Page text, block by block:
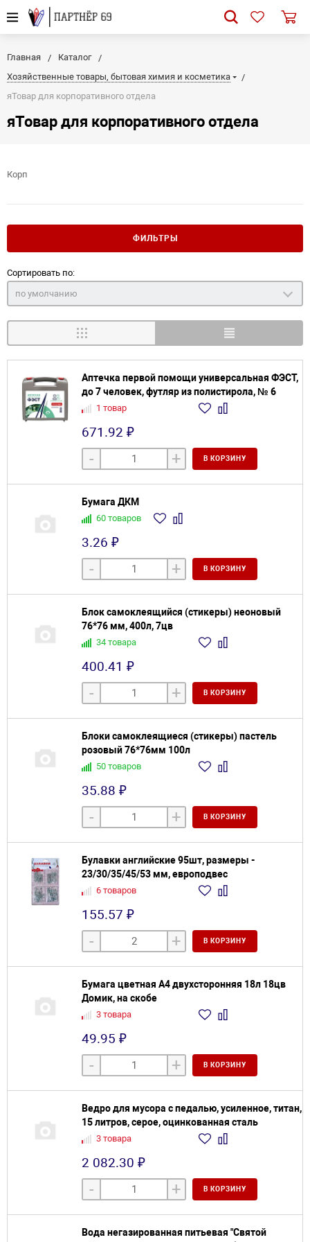
Главная
Каталог
Хозяйственные товары, бытовая химия и косметика
яТовар для корпоративного отдела
яТовар для корпоративного отдела
Корп
ФИЛЬТРЫ
Сортировать по:
по умолчанию
Аптечка первой помощи универсальная ФЭСТ,
до 7 человек, футляр из полистирола, № 6
1 товар
671.92 ₽
- + В КОРЗИНУ
Бyмaга ДКМ
60 товаров
3.26 ₽
- + В КОРЗИНУ
Блок самоклеящийся (стикеры) неоновый
76*76 мм, 400л, 7цв
34 товара
400.41 ₽
- + В КОРЗИНУ
Блоки самоклеящиеся (стикеры) пастель
розовый 76*76мм 100л
50 товаров
35.88 ₽
- + В КОРЗИНУ
Булавки английские 95шт, размеры -
23/30/35/45/53 мм, европодвес
6 товаров
155.57 ₽
- + В КОРЗИНУ
Бумага цветная А4 двухсторонняя 18л 18цв
Домик, на скобе
3 товара
49.95 ₽
- + В КОРЗИНУ
Ведро для мусора с педалью, усиленное, титан,
15 литров, серое, оцинкованная сталь
3 товара
2 082.30 ₽
- + В КОРЗИНУ
Вода негазированная питьевая "Святой